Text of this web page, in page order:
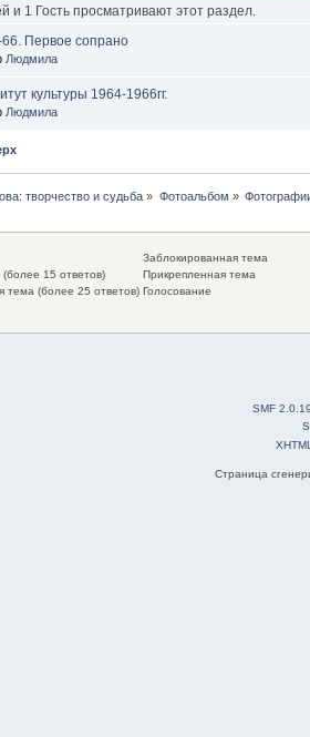
и 1 Гость просматривают этот раздел.
Первое сопрано
Людмила
культуры 1964-1966гг.
Людмила
творчество и судьба » Фотоальбом »
15 ответов)
тема (более 25 ответов)
Заблокированная тема
Прикрепленная тема
Голосование
SMF
Страница